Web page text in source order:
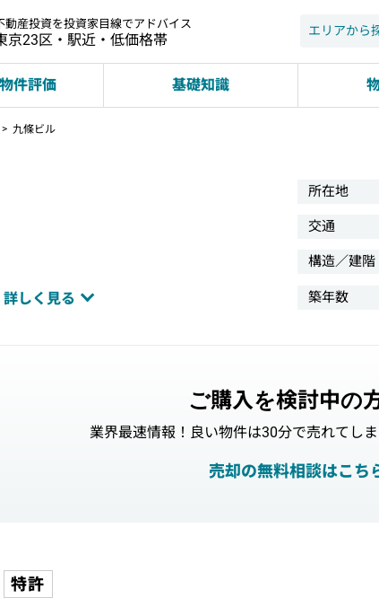
動産投資を投資家目線でアドバイス
京23区・駅近・低価格帯
エリアから
件評価 基礎知識
九條ビル
詳しく見る
所在地
交通
構造／建階
築年数
ご購入を検討中の
業界最速情報！良い物件は30分で売れてしま
売却の無料相談はこち
特許